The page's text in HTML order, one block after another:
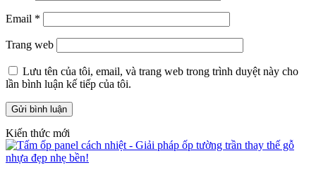
Email *
Trang web
Lưu tên của tôi, email, và trang web trong trình duyệt này cho
lần bình luận kế tiếp của tôi.
Kiến thức mới